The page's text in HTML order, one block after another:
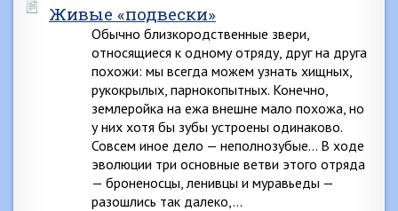
Живые «подвески»
Обычно близкородственные звери,
относящиеся к одному отряду, друг на друга
похожи: мы всегда можем узнать хищных,
рукокрылых, парнокопытных. Конечно,
землеройка на ежа внешне мало похожа, но
у них хотя бы зубы устроены одинаково.
Совсем иное дело — неполнозубые… В ходе
эволюции три основные ветви этого отряда
— броненосцы, ленивцы и муравьеды —
разошлись так далеко,…